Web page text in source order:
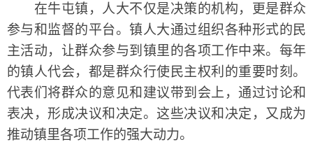
在牛屯镇，人大不仅是决策的机构，更是群众
参与和监督的平台。镇人大通过组织各种形式的民
主活动，让群众参与到镇里的各项工作中来。每年
的镇人代会，都是群众行使民主权利的重要时刻。
代表们将群众的意见和建议带到会上，通过讨论和
表决，形成决议和决定。这些决议和决定，又成为
推动镇里各项工作的强大动力。